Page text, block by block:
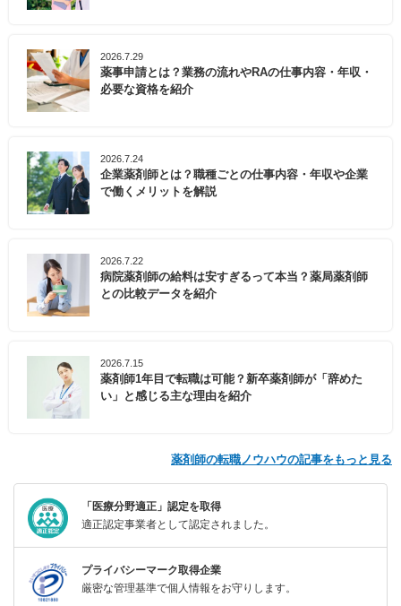
2026.7.29
薬事申請とは？業務の流れやRAの仕事内容・年収・
必要な資格を紹介
2026.7.24
企業薬剤師とは？職種ごとの仕事内容・年収や企業
で働くメリットを解説
2026.7.22
病院薬剤師の給料は安すぎるって本当？薬局薬剤師
との比較データを紹介
2026.7.15
薬剤師1年目で転職は可能？新卒薬剤師が「辞めた
い」と感じる主な理由を紹介
薬剤師の転職ノウハウの記事をもっと見る
「医療分野適正」認定を取得
適正認定事業者として認定されました。
プライバシーマーク取得企業
厳密な管理基準で個人情報をお守りします。